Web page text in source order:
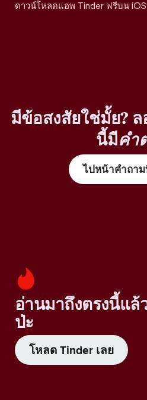
ดาวน์โหลดแอพ Tinder ฟรีบน
มีข้อสงสัยใช่มั้ย? ล
นี้มีคำ
ไปหน้าคำถา
อ่านมาถึงตรงนี้แล้
ป่ะ
โหลด Tinder เลย